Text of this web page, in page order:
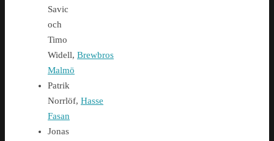
Savic
och
Timo
Widell, Brewbros
Malmö
Patrik
Norrlöf, Hasse
Fasan
Jonas